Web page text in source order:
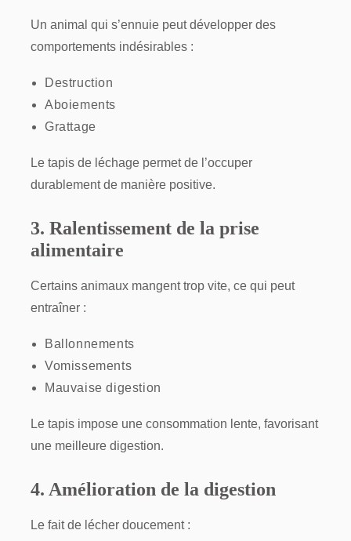
Un animal qui s’ennuie peut développer des
comportements indésirables :
Destruction
Aboiements
Grattage
Le tapis de léchage permet de l’occuper
durablement de manière positive.
3. Ralentissement de la prise
alimentaire
Certains animaux mangent trop vite, ce qui peut
entraîner :
Ballonnements
Vomissements
Mauvaise digestion
Le tapis impose une consommation lente, favorisant
une meilleure digestion.
4. Amélioration de la digestion
Le fait de lécher doucement :